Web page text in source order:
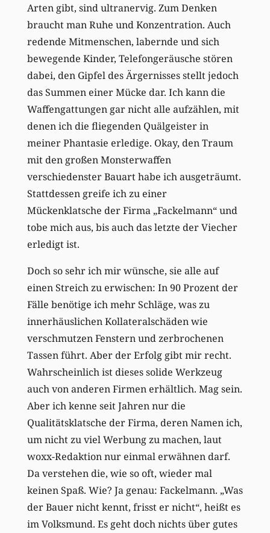
Arten gibt, sind ultranervig. Zum Denken
braucht man Ruhe und Konzentration. Auch
redende Mitmenschen, labernde und sich
bewegende Kinder, Telefongeräusche stören
dabei, den Gipfel des Ärgernisses stellt jedoch
das Summen einer Mücke dar. Ich kann die
Waffengattungen gar nicht alle aufzählen, mit
denen ich die fliegenden Quälgeister in
meiner Phantasie erledige. Okay, den Traum
mit den großen Monsterwaffen
verschiedenster Bauart habe ich ausgeträumt.
Stattdessen greife ich zu einer
Mückenklatsche der Firma „Fackelmann“ und
tobe mich aus, bis auch das letzte der Viecher
erledigt ist.
Doch so sehr ich mir wünsche, sie alle auf
einen Streich zu erwischen: In 90 Prozent der
Fälle benötige ich mehr Schläge, was zu
innerhäuslichen Kollateralschäden wie
verschmutzen Fenstern und zerbrochenen
Tassen führt. Aber der Erfolg gibt mir recht.
Wahrscheinlich ist dieses solide Werkzeug
auch von anderen Firmen erhältlich. Mag sein.
Aber ich kenne seit Jahren nur die
Qualitätsklatsche der Firma, deren Namen ich,
um nicht zu viel Werbung zu machen, laut
woxx-Redaktion nur einmal erwähnen darf.
Da verstehen die, wie so oft, wieder mal
keinen Spaß. Wie? Ja genau: Fackelmann. „Was
der Bauer nicht kennt, frisst er nicht“, heißt es
im Volksmund. Es geht doch nichts über gutes